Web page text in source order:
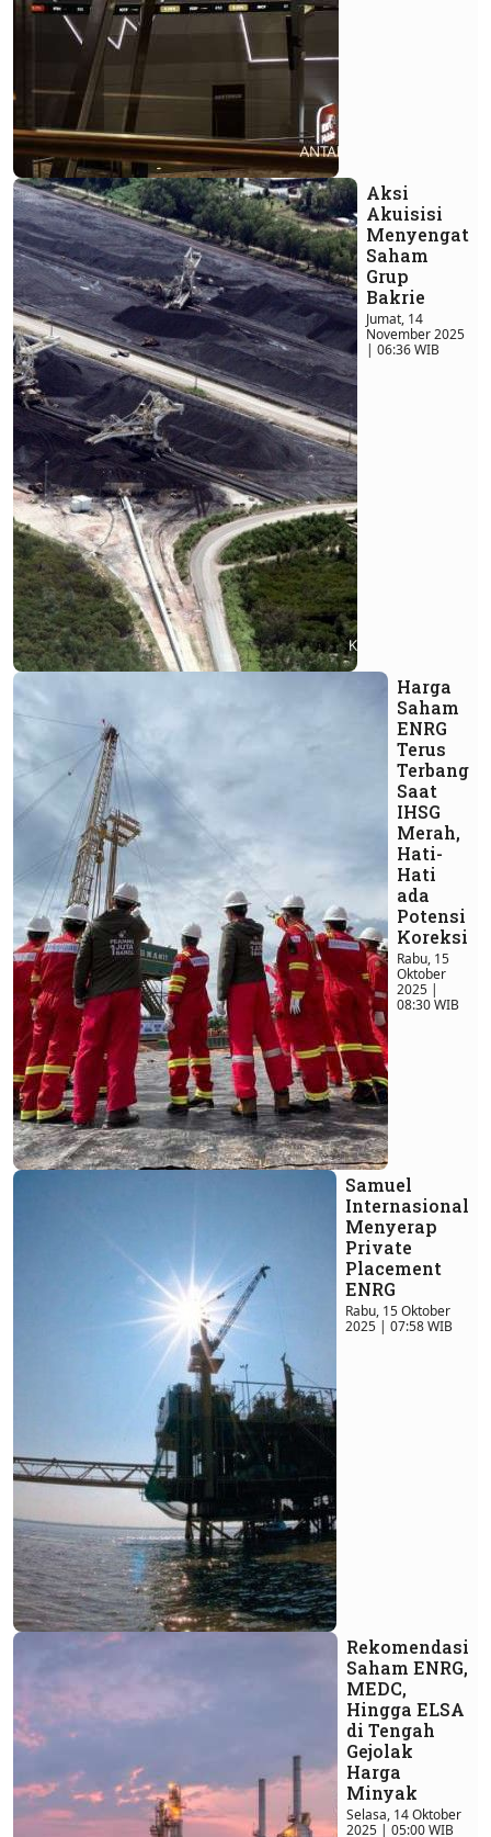
Aksi
Akuisisi
Menyengat
Saham
Grup
Bakrie
Jumat, 14
November 2025
| 06:36 WIB
Harga
Saham
ENRG
Terus
Terbang
Saat
IHSG
Merah,
Hati-
Hati
ada
Potensi
Koreksi
Rabu, 15
Oktober
2025 |
08:30 WIB
Samuel
Internasional
Menyerap
Private
Placement
ENRG
Rabu, 15 Oktober
2025 | 07:58 WIB
Rekomendasi
Saham ENRG,
MEDC,
Hingga ELSA
di Tengah
Gejolak
Harga
Minyak
Selasa, 14 Oktober
2025 | 05:00 WIB